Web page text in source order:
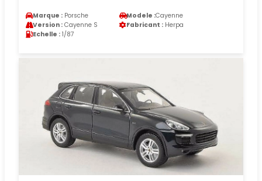
Marque : Porsche Modele :Cayenne
Version : Cayenne S Fabricant : Herpa
Echelle : 1/87